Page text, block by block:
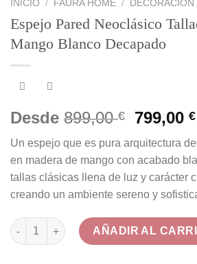
INICIO / FAURA HOME / DECORACIÓN
Espejo Pared Neoclásico
Mango Blanco Decapado
Desde 899,00€
El
original
era:
899,00
799,00€
Un espejo que es pura arquitectura
en madera de mango con acabado
tallas clásicas llena de luz y carácter
creando un ambiente sereno y
Espejo Pared Neoclásico Tallado
AÑADIR AL